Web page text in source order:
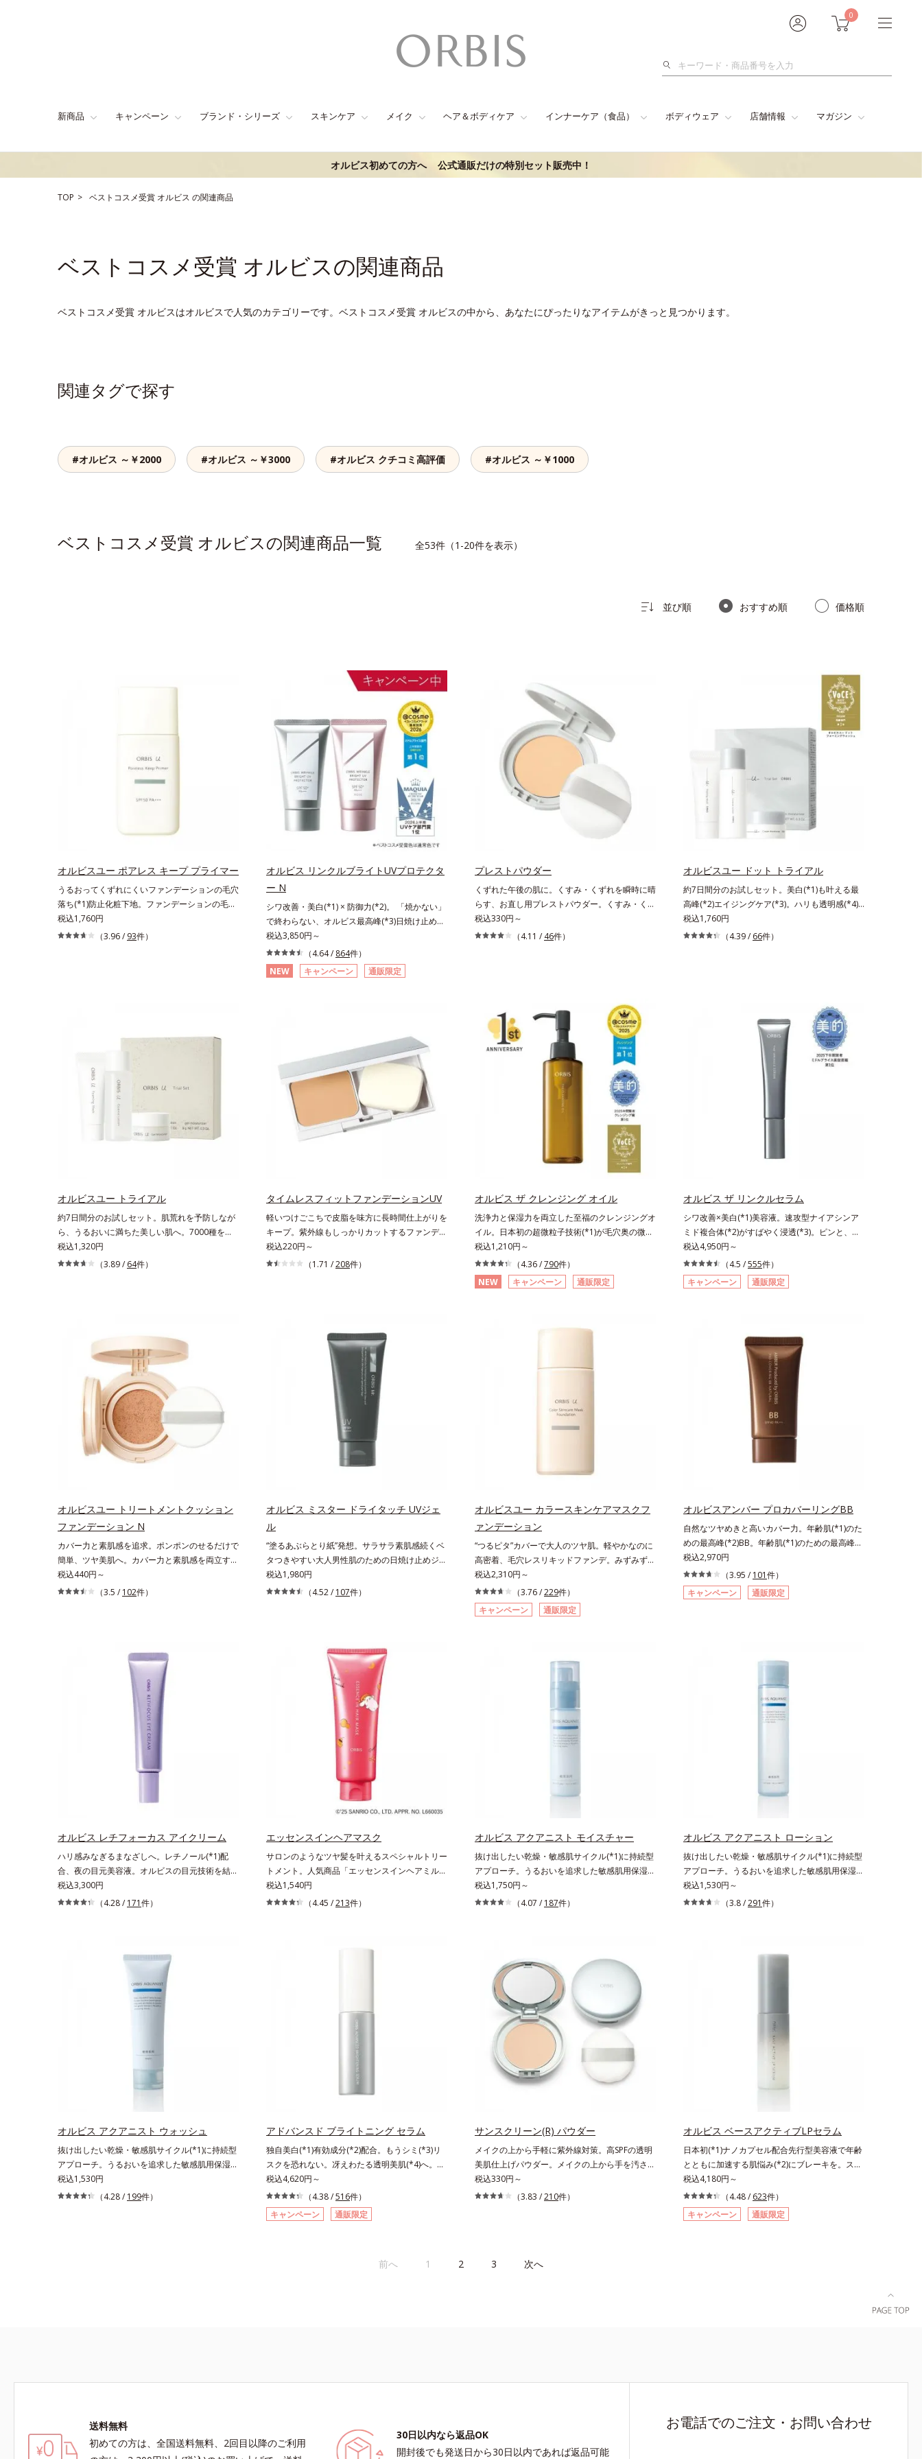
0
検
新商品 キャンペーン ブランド・シリーズ スキンケア メイク ヘア＆ボディケア インナーケア（食品） ボディウェア 店舗情報 マガジン
オルビス初めての方へ 公式通販だけの特別セット販売中！
TOP ベストコスメ受賞 オルビス の関連商品
ベストコスメ受賞 オルビスの関連商品
ベストコスメ受賞 オルビスはオルビスで人気のカテゴリーです。ベストコスメ受賞 オルビスの中から、あなたにぴったりなアイテムがきっと見つかります。
関連タグで探す
#オルビス ～￥2000 #オルビス ～￥3000 #オルビス クチコミ高評価 #オルビス ～￥1000
ベストコスメ受賞 オルビスの関連商品一覧 全53件（1-20件を表示）
並び順 おすすめ順 価格順
オルビスユー ポアレス キープ プライマー
うるおってくずれにくいファンデーションの毛穴
落ち(*1)防止化粧下地。ファンデーションの毛穴
落ち(*1)防止化粧下地です。毛穴1/10000サイズ
のマイクロカバー成分(*2)が毛穴をカバー。毛穴
っくら整うかのよう(*3)。つっぱらないここちよ
い密着感で、さまざまなタイプのファンデと併用
できます。毛穴が気になる箇所への部分使いも
OK。*1 ファンデーションがくずれて毛穴に落ち
ること*2 酸化チタン配合＝カバー力向上成分*3
税込1,760円
（3.96 / 93件）
オルビス リンクルブライトUVプロテクタ
ー N
シワ改善・美白(*1) × 防御力(*2)。 「焼かない」
で終わらない、オルビス最高峰(*3)日焼け止め。
シワ改善・美白(*1) × 防御力(*2)「焼かない」で
終わらないオルビス最高峰(*3)顔用日焼け止めで
す。ポーラ化成の独自研究による、紫外線に反応
して強固な膜を形成する技術「瞬間オートディフ
の浸透を促進(*6)します。有効成分「ナイアシン
アミド」配合。真皮のコラーゲン産生を促進し今
あるシワを改善。メラニンの受け渡しを抑制する
ことで、未来のシミ・ソバカスも予防します。今
あるシワも未来のシミにもアプローチ。保湿成分
が日中の肌にもうるおいを与え、明るくなめらか
な肌へ導きます。さらに落ちにくくするとキシキ
シし、塗りごこちを優先すると膜がくずれやすく
さで肌にぴったり密着し、SPF50+・PA++++とい
方に。シワ改善・美白を叶えながら、紫外線を味
方にしてあなたの肌を守る最高峰顔用日焼け止め
です。*1 メラニンの生成を抑え、シミ・ソバカ
スを防ぐ*2 化粧膜のくずれにくさ、肌をうるお
ことで保湿成分を浸透促進すること（角層まで）
*5 保湿成分*6 角層まで＜使用量目安＞大きめの
パール1粒程度 ※全顔使用の場合＜使用ステッ
プ＞洗顔料 ⇒ 化粧水 ⇒ 保湿液 ⇒オルビス リン
クルブライトUVプロテクター N各商品の詳しい
情報は商品ページをご覧ください。・BEAUTY夏
税込3,850円～
（4.64 / 864件）
NEW
キャンペーン 通販限定
プレストパウダー
くずれた午後の肌に。くすみ・くずれを瞬時に晴
らす、お直し用プレストパウダー。くすみ・くず
れを瞬時に晴らす、お直し用のプレストパウダー
です。朝のメイクから時間が経った肌は、どんよ
お直しと同時にうるおいを補給。さらに余分な皮
脂を吸着して、水分と皮脂のバランスをコントロ
ールし、メイクがくずれにくい肌へ。“立て直
す”ことにこだわった設計で、メイクがくずれた
肌にすんなりなじみ、ポンポンするだけでキレイ
が復活します。リキッド、クッション、パウダ
ー、どんなファンデーションの上に重ねても
OK。携帯に便利なコンパクトタイプです。
税込330円～
（4.11 / 46件）
オルビスユー ドット トライアル
約7日間分のお試しセット。美白(*1)も叶える最
高峰(*2)エイジングケア(*3)。ハリも透明感(*4)
も結果主義。年齢サイン(*5)の因子に着目した肌
科学エイジングケア(*3)シリーズ。オルビスユー
である「ハリのなさ」や、くすみ(*6)などが現れ
ている状態である「透明感のなさ」が現れること
で大人の肌印象に大きな影響を与えていることが
分かりました。そこでオルビスユー ドットシリ
ーズは美容成分(*7)として「G.D.F.アクティベー
ター(*8)」を配合。そして、従来から配合してい
る美白有効成分「トラネキサム酸」を配合しまし
ートブースター(*9)」を配合することで、肌のふ
テップで上向き(*10)のハリと透明感を。効果的
援します。*1 メラニンの生成を抑え、シミ・
ソバカスを防ぐ（ウォッシュ除く）*2 オルビ
ス内スキンケアシリーズの保湿力*3 年齢に応
じたお手入れのこと*4 うるおいによる*5 乾
燥、ハリ・ツヤのなさ*6 乾燥による*7 保湿
成分*8 ロニセラカエルレア果汁、ノバラエキ
ス配合＝うるおいを与えハリと透明感に満ちた肌
気持ちのことアレルギーテスト済＝全ての方にア
レルギーが起こらないということではありませ
税込1,760円
（4.39 / 66件）
オルビスユー トライアル
約7日間分のお試しセット。肌荒れを予防しなが
ら、うるおいに満ちた美しい肌へ。7000種を超
える成分から厳選し、「うるおいの質(*1)」に着
目した初期エイジングケア(*2)シリーズオルビス
て、「DF-パンテノール(*3)」を国内唯一(*4)、
高濃度で配合。角層のバリア機能にアプローチし
て肌荒れを防ぎ、肌不調にゆらがない肌を叶えま
す。そして、独自研究に基づいたアプローチ成分
「MCアクティベーター(*5)」。肌のうるおいを
引き出し・高めて、ハリ感あふれる肌へと導きま
す。うるおいに満ちたゆらがない肌をご体感いた
だくために設計された3ステップで、いつも力強
く美しくあり続けるあなたを応援します。*1
ノールW*4 2022年5月 Mintel社データベース
ソウエキス配合＝肌にうるおいを与え、うるおい
に満ちたハリツヤ肌へ導く保湿成分アレルギーテ
スト済＝全ての方にアレルギーが起こらないとい
うことではありません。
税込1,320円
（3.89 / 64件）
タイムレスフィットファンデーションUV
軽いつけごこちで皮脂を味方に長時間仕上がりを
キープ。紫外線もしっかりカットするファンデー
ション。皮脂を味方に軽やかな仕上がりが続く、
UVカットパウダーファンデーションです。皮脂
すみ補正パウダー(*3)配合で、皮脂や汗に濡れて
もくすみにくく。2種のパウダー(*4)がベールを
まとうように肌のノイズをふわっとカバーし、厚
塗り感を軽減。粉っぽさを感じさせない、軽やか
な美肌に整えます。SPF30・PA+++で日中の紫外
線もしっかりカットします。※外観色や肌に塗布
した直後の色が濃く見えますが、肌になじんだ後
の色みは他のファンデーションと同等です。*1
炭酸Ca配合＝化粧持ち向上粉体*2 （HDI/トリメ
チロールヘキシルラクトン）クロスポリマー、メ
バーパウダーEX（アルミナ、ヒアルロン酸
ギン酸Na、マイカ）配合＝仕上がり向上成分
税込220円～
（1.71 /208件）
オルビス ザ クレンジング オイル
洗浄力と保湿力を両立した至福のクレンジングオ
イル。日本初の超微粒子技術(*1)が毛穴奥の微細
な汚れにアプローチ。圧倒的な洗浄力と毛穴悩み
に着目したクレンジングオイルです。日本初・超
微粒子技術(*1)で、さっと塗り広げるだけで濃い
メイクはもちろん毛穴悩みも取り去り、一瞬で気
化成は独自の先端研究により、ナノバブルよりも
い流した瞬間に汚れが肌に再付着することを防止
し、細かい毛穴汚れをごっそりするん！角栓溶解
オイル(*4)が詰まりや黒ずみも溶かして、毛穴の
圧巻の洗浄力と保湿力を叶え、毛穴目立ち(*6)や
くなる晴れやかな肌に導きます。*1 ポーラ化成
湿）で形成するミセルから、汚れをはね返す水の
膜をつくる技術が日本初（2024年12月時点、J－
GLOBALによる自社調べ）*2 オルビス内でかつ
てないオイルクレンジングのこと*3 ポーラ化成
独自の（Ｃ１２－２０）アルキルグルコシド（保
湿）で形成するミセル*4 炭酸ジカプリリル*5 乾
（2プッシュ程度）をとり、手のひら全体にさっ
と広げます。2.肌の上で軽くらせんを描くよう
に、メイクとよくなじませます。※落ちにくいメ
イクを落とす際は、乾いた手にとり、メイクとし
っかりなじませてください。3.メイクとなじんだ
ら、水またはぬるま湯でよく洗い流します。4.そ
い情報は商品ページをご覧ください。・BEAUTY
税込1,210円～
（4.36 /790件）
NEW
キャンペーン 通販限定
オルビス ザ リンクルセラム
シワ改善×美白(*1)美容液。速攻型ナイアシンア
ミド複合体(*2)がすばやく浸透(*3)。ピンと、パ
ッと。大人の肌にハリ感を。シワ改善×美白(*1)
美容液。ポーラ化成 研究所の独自研究で見出し
た、速攻型ナイアシンアミド複合体(*2)と浸透サ
ポート成分(*4)を配合。シワ改善・美白の有効成
齢とともに刻まれる深い悩みのシワを改善しなが
ら、過剰なメラニン生成を防ぎ未来のシミ・ソバ
カスを予防します。さらに独自研究に基づいた浸
透型ハリ保湿成分(*6)で大人肌にハリ感をプラ
ス。するっと伸び広がるテクスチャーで、"顔全
体にご使用いただける設計"。見えているシワは
もちろん、自分では気づきにくい死角のシワの改
抑え、シミ・ソバカスを防ぐ*2 ナイアシンアミ
K石けん素地、ホホバアルコール、トリステアリ
おける自社従来品処方との比較*6 ドクダミエキ
ス、シクロヘキサンジカルボン酸ビスエトキシジ
グリコール（保湿）＜使用量目安＞パール1粒程
度＜ご使用ステップ＞洗顔料 ⇒ 化粧水 ⇒ ザ リ
ンクルセラム ⇒ 保湿液＜1商品あたりの使用回
税込4,950円～
（4.5 /555件）
キャンペーン
通販限定
オルビスユー トリートメントクッション
ファンデーション N
カバー力と素肌感を追求。ポンポンのせるだけで
簡単、ツヤ美肌へ。カバー力と素肌感を両立す
る、簡単ツヤ美肌クッションファンデーションで
す。多方向へ光を拡散し、高いソフトフォーカス
凸、色ムラなどの大人の肌悩みをポンポンするだ
けで簡単にカバーし、まるで素肌そのものが美し
くなったような、うるツヤ美肌を演出します。*
ラウロイルリシン配合＝肌なじみを良くする仕上
税込440円～
（3.5 / 102件）
オルビス ミスター ドライタッチ UVジェ
ル
“塗るあぶらとり紙”発想。サラサラ素肌感続くベ
タつきやすい大人男性肌のための日焼け止めジェ
ル。メンズブランド「オルビス ミスター」の日
焼け止めです。SPF50+・PA++++で紫外線からし
を持つアイテムは本来多くのオイルが必要です
が、オルビス ミスターは少ないオイル(*1)でも多
くのUVカット成分を抱え込む技術を採用しまし
た。さらに皮脂吸着パウダー(*2)も配合。ベタつ
きにくいみずみずしい使用感で、塗ることでスキ
ンケア後のようなサラサラ肌が続きます。大人男
性の悩み、シミ(*3)とテカリ(*4)の両方に応える
アイテムです。*1 自社比較*2 アクリレーツコポ
リマー配合＝化粧持ち向上成分*3 日焼けによる
シミ予防*4 皮脂吸着によるテカリ防止
税込1,980円
（4.52 / 107件）
オルビスユー カラースキンケアマスクフ
ァンデーション
“つるピタ”カバーで大人のツヤ肌。軽やかなのに
高密着、毛穴レスリキッドファンデ。みずみずし
く、とけ込むように密着カバー毛穴レスでなめら
かな質感美へ導く、リキッドファンデーション
「カバーはしたいけど厚塗り感はイヤ」「素肌が
もともとキレイな人だと思われたい」そんなお客
ションです。年齢とともに増えていくお悩みを自
がりを叶えるのは、微細で均一なカバー粉体(*1)
ら。粉体の表面にダマ防止の特殊コーティングを
施すことで、カバー粉体は薄く・均一に凹凸へフ
ィット。毛穴や色ムラをカバーしながら自然な仕
けている間に保湿成分が肌へ浸透(*2)するスキン
生み出すことで、“つるん”とした光のヴェールを
カラー成分（酸化チタン、酸化鉄、ステアロイル
グルタミン酸2Na）配合＝自然な仕上がりで肌悩
みをカバーする粉体*2 角層まで*3 肌のキメを整
え、粉体を密着させる設計のこと
税込2,310円～
（3.76 /229件）
キャンペーン
通販限定
オルビスアンバー プロカバーリングBB
自然なツヤめきと高いカバー力。年齢肌(*1)のた
めの最高峰(*2)BB。年齢肌(*1)のための最高峰
(*2)BBクリームです。肌のアラを光でふわりと
とばし、くすみや凹凸も軽やかにカバー。さらに
厚みのあるテクスチャーが均一にのび広がり、し
っかりカバーしながらも自然な仕上がりです。年
粧下地・カラーコントロール・コンシーラー・パ
BB。慌ただしい朝でもパパッと塗るだけで、厚
塗り感のない、自然なツヤめきのある美肌に整え
ます。*1 年齢を重ねた肌*2 オルビス内BBクリ
税込2,970円
（3.95 / 101件）
キャンペーン
通販限定
オルビス レチフォーカス アイクリーム
ハリ感みなぎるまなざしへ。レチノール(*1)配
合、夜の目元美容液。オルビスの目元技術を結集
し、ハリ感みなぎるまなざしへ。レチノール(*1)
配合の目元美容液です。目元悩みをマルチにケア
のび広がり、肌表面にピン！としたハリ感を与
え、さらに疑似セラミド(*3)が角層の隙間に浸透
(*4)。夜のスキンケアの最後にプラスすることで
乾燥による小ジワを目立たなくし、ハリ感みなぎ
る目元を目指します。*1 レチノール配合＝保湿
リル/オクチルドデシル）配合＝保湿成分*4 角層
税込3,300円
（4.28 / 171件）
エッセンスインヘアマスク
サロンのようなツヤ髪を叶えるスペシャルトリー
トメント。人気商品「エッセンスインヘアミル
ク」と同じシリーズの、お風呂で美しいツヤ髪を
叶えるスペシャルヘアマスクです。シャンプー後
0秒。なじませてすぐに洗い流す手軽さで、毛先
までするんっとまとまる、まるでサロン帰りのよ
うなうるおうツヤ髪を叶えます。*1 毛髪補修成
分（イソステアリン酸、イソステアロイル加水分
解コラーゲン、イソステアロイル加水分解シル
ク、スフィンゴ糖脂質、トコフェロール、グリセ
ル加水分解シルク、スフィンゴ糖脂質、トコフェ
ロール、グリセリン、ヒアルロン酸ヒドロキシプ
ロピルトリモニウム、フェノキシエタノール）
*2 髪の乾燥、乾燥によるパサつき*3 毛髪にうる
税込1,540円
（4.45 /213件）
オルビス アクアニスト モイスチャー
抜け出したい乾燥・敏感肌サイクル(*1)に持続型
アプローチ。うるおいを追求した敏感肌用保湿ス
キンケア(*2)。うるおいを逃し、刺激を受けやす
い角層の“乾燥敏感スランプ(*3)”に悩む敏感な肌
ローチする持続型トリプルアミノ酸(*4)を配合。
もともと体内にあるアミノ酸は異物として排出さ
れにくく、肌にとどまってうるおいを蓄えてくれ
ます。刺激を受けやすくなった角層をうるおいで
満たし、脱・敏感肌を目指します。無油分・無着
色・無香料・アルコールフリー・界面活性剤不使
用(*5)・パラベンフリー、6つのフリー処方で徹
底的に肌に寄り添います。*1 乾燥と敏感をくり
返すこと*2 敏感肌対象連用テスト済（すべての
方のお肌に合うということではありません）*3
うるおいに満ちた肌へ導く保湿成分、植物由来ア
ミノ酸（エルゴチオネイン）配合＝肌を整え、す
こやかに保つ保湿成分、微生物由来アミノ酸（エ
クトイン）配合＝乱れた角層にうるおいを与え、
さっぱり高保湿タイプ（脂性肌～普通肌）RM＝
税込1,750円～
（4.07 / 187件）
オルビス アクアニスト ローション
抜け出したい乾燥・敏感肌サイクル(*1)に持続型
アプローチ。うるおいを追求した敏感肌用保湿ス
キンケア(*2)。うるおいを逃し、刺激を受けやす
い角層の“乾燥敏感スランプ(*3)”に悩む敏感な肌
ローチする持続型トリプルアミノ酸(*4)を配合。
満たし、脱・敏感肌を目指します。無油分・無着
色・無香料・アルコールフリー・界面活性剤不使
用(*5)・パラベンフリー、6つのフリー処方で徹
底的に肌に寄り添います。*1 乾燥と敏感をくり
返すこと*2 敏感肌対象連用テスト済（すべての
方のお肌に合うということではありません）*3
うるおいに満ちた肌へ導く保湿成分、植物由来ア
ミノ酸（エルゴチオネイン）配合＝肌を整え、す
こやかに保つ保湿成分、微生物由来アミノ酸（エ
クトイン）配合＝乱れた角層にうるおいを与え、
さっぱり高保湿タイプ（脂性肌～普通肌）RM＝
しっとり高保湿タイプ（普通肌～超乾性肌）
税込1,530円～
（3.8 /291件）
オルビス アクアニスト ウォッシュ
抜け出したい乾燥・敏感肌サイクル(*1)に持続型
アプローチ。うるおいを追求した敏感肌用保湿ス
キンケア(*2)。うるおいを逃し、刺激を受けやす
い角層の“乾燥敏感スランプ(*3)”に悩む敏感な肌
ん）*3 乾燥して敏感に感じやすい状態のこと*4
由来アミノ酸（エルゴチオネイン）配合＝肌を整
え、すこやかに保つ保湿成分、微生物由来アミノ
酸（エクトイン）配合＝乱れた角層にうるおいを
税込1,530円
（4.28 / 199件）
アドバンスド ブライトニング セラム
独自美白(*1)有効成分(*2)配合。もうシミ(*3)リ
スクを恐れない。冴えわたる透明美肌(*4)へ。先
端肌科学が導く、透明感あふれる輝き(*4)へ。今
の自分の肌も未来の肌もあきらめない、自分史上
最高の冴えわたる透明美肌(*4)を目指すには、美
肌の阻害要因となるうるおい不足やシミを予防す
(*1)有効成分「m-ピクセノール（デクスパンテノ
変化するテクスチャーは、肌にすばやくなじみ、
きるシミのこと*4 うるおいによる透明感のある
肌*5 ターンオーバーを促進して、メラニンの塊
税込4,620円～
（4.38 /516件）
キャンペーン
通販限定
サンスクリーン(R) パウダー
メイクの上から手軽に紫外線対策。高SPFの透明
美肌仕上げパウダー。メイクの上から手を汚さず
に紫外線対策ができるUVカットパウダーで
す。“素肌のようななめらかな軽さ”と“高いUVカ
らも、素肌のような透明美肌を叶える秘密は「ス
イプながら、SPF50+・PA++++。パウダーならで
くれます。*1 シリカ、セルロース、窒化ホウ素
配合＝セミマット肌を叶える球状と板状の粉体
税込330円～
（3.83 /210件）
オルビス ベースアクティブLPセラム
日本初(*1)ナノカプセル配合先行型美容液で年齢
とともに加速する肌悩み(*2)にブレーキを。スキ
ンケアの打ち止め感に。年齢とともに加速する肌
悩み(*2)にブレーキをかけ、化粧水前の土台(*3)
づくりで、うるおいに満ち満ちた内側から弾むよ
うなハリ肌へ。化粧水は二度塗りしないと不
だけで、うるおいのすき間にぐんぐん入り込み、
キス、ユズ果実エキス、水添レシチン、フィトス
税込4,180円～
（4.48 / 623件）
キャンペーン
通販限定
前へ 1 2 3 次へ
送料無料
初めての方は、全国送料無料、2回目以降のご利用
30日以内なら返品OK
開封後でも発送日から30日以内であれば返品可能
お電話でのご注文・お問い合わせ